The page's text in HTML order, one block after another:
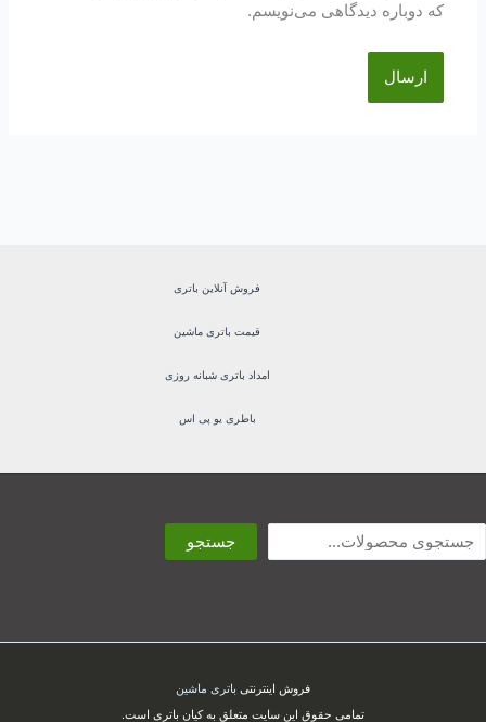
که دوباره دیدگاهی می‌نویسم.
فروش آنلاین باتری
قیمت باتری ماشین
امداد باتری شبانه روزی
باطری یو پی اس
جستجو
فروش اینترنتی باتری ماشین
تمامی حقوق این سایت متعلق به کیان باتری است.